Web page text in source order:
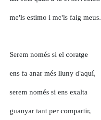
me'ls estimo i me'ls faig meus.
Serem només si el coratge
ens fa anar més lluny d'aquí,
serem només si ens exalta
guanyar tant per compartir,